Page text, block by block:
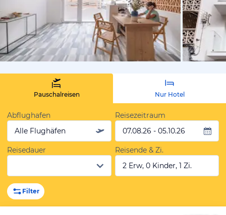
von
Pauschalreisen Nur Hotel
Abflughafen
Alle Flughäfen
Reisezeitraum
07.08.26 - 05.10.26
Reisedauer
Reisende & Zi.
2 Erw, 0 Kinder, 1 Zi.
Filter